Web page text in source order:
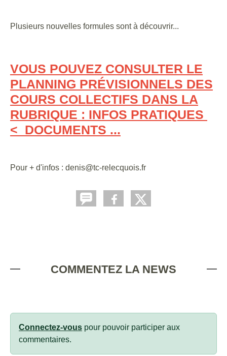
Plusieurs nouvelles formules sont à découvrir...
VOUS POUVEZ CONSULTER LE
PLANNING PRÉVISIONNELS DES
COURS COLLECTIFS DANS LA
RUBRIQUE : INFOS PRATIQUES
< DOCUMENTS ...
Pour + d'infos : denis@tc-relecquois.fr
COMMENTEZ LA NEWS
Connectez-vous pour pouvoir participer aux
commentaires.